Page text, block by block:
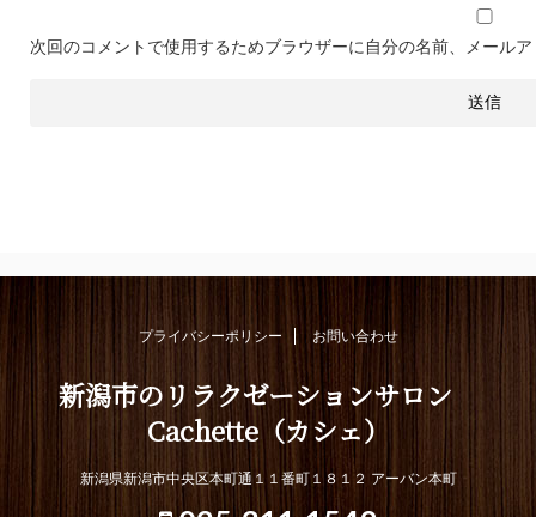
次回のコメントで使用するためブラウザーに自分の名前、メール
プライバシーポリシー お問い合わせ
新潟市のリラクゼーションサロン
Cachette（カシェ）
新潟県新潟市中央区本町通１１番町１８１２ アーバン本町